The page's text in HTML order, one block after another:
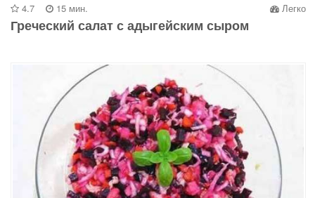
4.7 15 мин. Легко
Греческий салат с адыгейским сыром